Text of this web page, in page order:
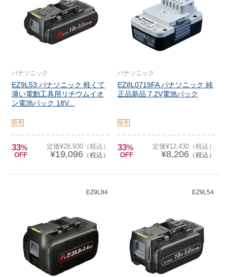
パナソニック
EZ9L53 パナソニック 軽くて
薄い電動工具用リチウムイオ
ン電池パック 18V...
取寄
33%
OFF
定価¥28,930（税込）
¥19,096（税込）
パナソニック
EZ8L0719FA パナソニック 純
正品新品 7.2V電池パック
取寄
33%
OFF
定価¥12,430（税込）
¥8,206（税込）
EZ9L84 EZ9L54